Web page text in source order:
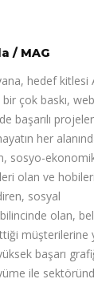
/ MAG
hedef kitlesi
çok baskı,
başarılı
her
sosyo-
olan ve
sosyal
olan,
müşterilerine
başarı
ile